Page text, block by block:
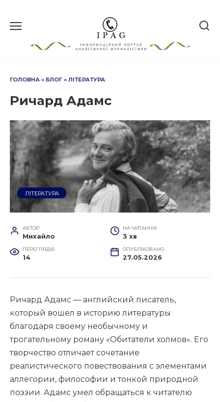
вмісту
ГОЛОВНА » БЛОГ » ЛІТЕРАТУРА
Ричард Адамс
ЛІТЕРАТУРА
АВТОР
Михайло
НА ЧИТАННЯ
3 хв
ПЕРЕГЛЯДІВ
14
ОПУБЛІКОВАНО
27.05.2026
Ричард Адамс — английский писатель,
который вошел в историю литературы
благодаря своему необычному и
трогательному роману «Обитатели холмов». Его
творчество отличает сочетание
реалистического повествования с элементами
аллегории, философии и тонкой природной
поэзии. Адамс умел обращаться к читателю